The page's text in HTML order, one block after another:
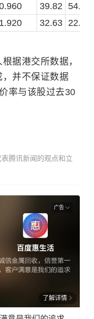
39.82
32.63
据港交所数据，
并不保证数据
率与该股过去30
腾讯新闻的观点和立
广告
了解详情